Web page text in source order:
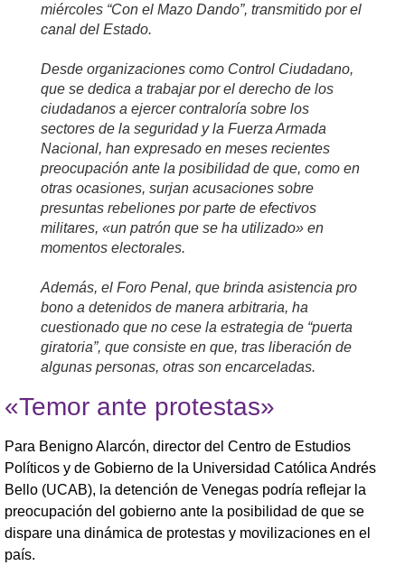
miércoles “Con el Mazo Dando”, transmitido por el
canal del Estado.
Desde organizaciones como Control Ciudadano,
que se dedica a trabajar por el derecho de los
ciudadanos a ejercer contraloría sobre los
sectores de la seguridad y la Fuerza Armada
Nacional, han expresado en meses recientes
preocupación ante la posibilidad de que, como en
otras ocasiones, surjan acusaciones sobre
presuntas rebeliones por parte de efectivos
militares, «un patrón que se ha utilizado» en
momentos electorales.
Además, el Foro Penal, que brinda asistencia pro
bono a detenidos de manera arbitraria, ha
cuestionado que no cese la estrategia de “puerta
giratoria”, que consiste en que, tras liberación de
algunas personas, otras son encarceladas.
«Temor ante protestas»
Para Benigno Alarcón, director del Centro de Estudios
Políticos y de Gobierno de la Universidad Católica Andrés
Bello (UCAB), la detención de Venegas podría reflejar la
preocupación del gobierno ante la posibilidad de que se
dispare una dinámica de protestas y movilizaciones en el
país.